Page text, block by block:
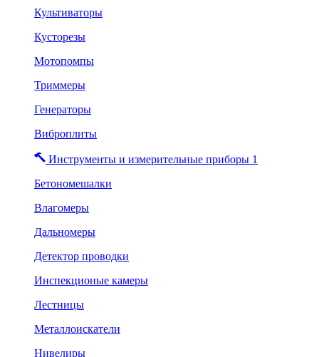
Культиваторы
Кусторезы
Мотопомпы
Триммеры
Генераторы
Виброплиты
Инструменты и измерительные приборы 1
Бетономешалки
Влагомеры
Дальномеры
Детектор проводки
Инспекционые камеры
Лестницы
Металлоискатели
Нивелиры